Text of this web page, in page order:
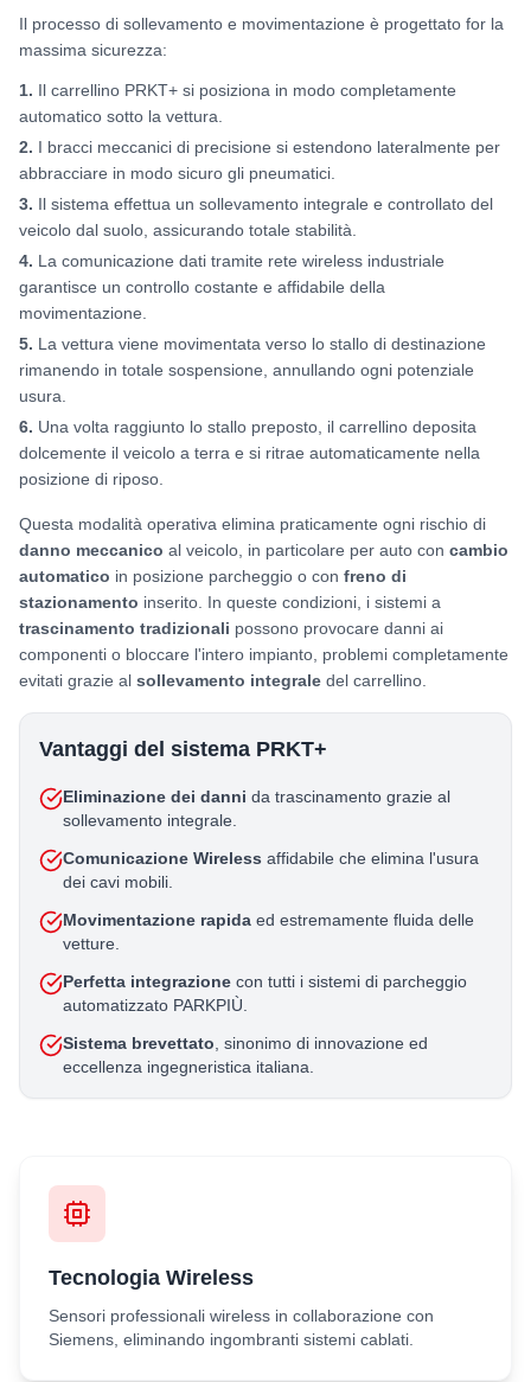
Il processo di sollevamento e movimentazione è progettato for la
massima sicurezza:
1. Il carrellino PRKT+ si posiziona in modo completamente
automatico sotto la vettura.
2. I bracci meccanici di precisione si estendono lateralmente per
abbracciare in modo sicuro gli pneumatici.
3. Il sistema effettua un sollevamento integrale e controllato del
veicolo dal suolo, assicurando totale stabilità.
4. La comunicazione dati tramite rete wireless industriale
garantisce un controllo costante e affidabile della
movimentazione.
5. La vettura viene movimentata verso lo stallo di destinazione
rimanendo in totale sospensione, annullando ogni potenziale
usura.
6. Una volta raggiunto lo stallo preposto, il carrellino deposita
dolcemente il veicolo a terra e si ritrae automaticamente nella
posizione di riposo.
Questa modalità operativa elimina praticamente ogni rischio di
danno meccanico al veicolo, in particolare per auto con cambio
automatico in posizione parcheggio o con freno di
stazionamento inserito. In queste condizioni, i sistemi a
trascinamento tradizionali possono provocare danni ai
componenti o bloccare l'intero impianto, problemi completamente
evitati grazie al sollevamento integrale del carrellino.
Vantaggi del sistema PRKT+
Eliminazione dei danni da trascinamento grazie al
sollevamento integrale.
Comunicazione Wireless affidabile che elimina l'usura
dei cavi mobili.
Movimentazione rapida ed estremamente fluida delle
vetture.
Perfetta integrazione con tutti i sistemi di parcheggio
automatizzato PARKPIÙ.
Sistema brevettato , sinonimo di innovazione ed
eccellenza ingegneristica italiana.
Tecnologia Wireless
Sensori professionali wireless in collaborazione con
Siemens, eliminando ingombranti sistemi cablati.